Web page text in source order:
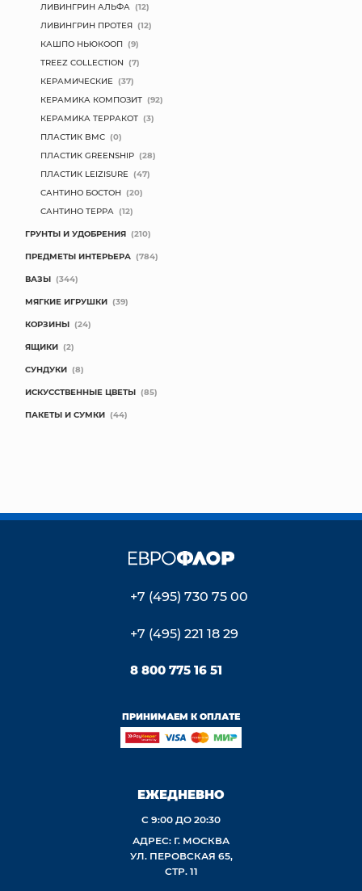
ЛИВИНГРИН АЛЬФА (12)
ЛИВИНГРИН ПРОТЕЯ (12)
КАШПО НЬЮКООП (9)
TREEZ COLLECTION (7)
КЕРАМИЧЕСКИЕ (37)
КЕРАМИКА КОМПОЗИТ (92)
КЕРАМИКА ТЕРРАКОТ (3)
ПЛАСТИК BMC (0)
ПЛАСТИК GREENSHIP (28)
ПЛАСТИК LEIZISURE (47)
САНТИНО БОСТОН (20)
САНТИНО ТЕРРА (12)
ГРУНТЫ И УДОБРЕНИЯ (210)
ПРЕДМЕТЫ ИНТЕРЬЕРА (784)
ВАЗЫ (344)
МЯГКИЕ ИГРУШКИ (39)
КОРЗИНЫ (24)
ЯЩИКИ (2)
СУНДУКИ (8)
ИСКУССТВЕННЫЕ ЦВЕТЫ (85)
ПАКЕТЫ И СУМКИ (44)
+7 (495) 730 75 00
+7 (495) 221 18 29
8 800 775 16 51
ПРИНИМАЕМ К ОПЛАТЕ
ЕЖЕДНЕВНО
С 9:00 ДО 20:30
АДРЕС: Г. МОСКВА
УЛ. ПЕРОВСКАЯ 65,
СТР. 11